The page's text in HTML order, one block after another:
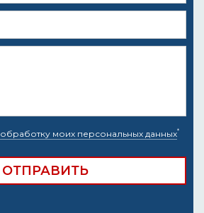
обработку моих персональных данных*